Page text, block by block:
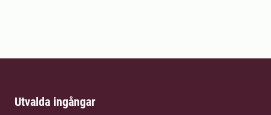
Utvalda ingångar